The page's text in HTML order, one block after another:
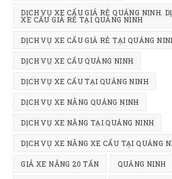
DỊCH VỤ XE CẨU GIÁ RẺ QUẢNG NINH.
XE CẨU GIÁ RẺ TẠI QUẢNG NINH
DỊCH VỤ XE CẨU GIẢ RẺ TẠI QUẢNG
DỊCH VỤ XE CẨU QUẢNG NINH
DỊCH VỤ XE CẨU TẠI QUẢNG NINH
DỊCH VỤ XE NÂNG QUẢNG NINH
DỊCH VỤ XE NÂNG TẠI QUẢNG NINH
DỊCH VỤ XE NÂNG XE CẨU TẠI QUẢNG
GIÁ XE NÂNG 20 TẤN QUẢNG NINH